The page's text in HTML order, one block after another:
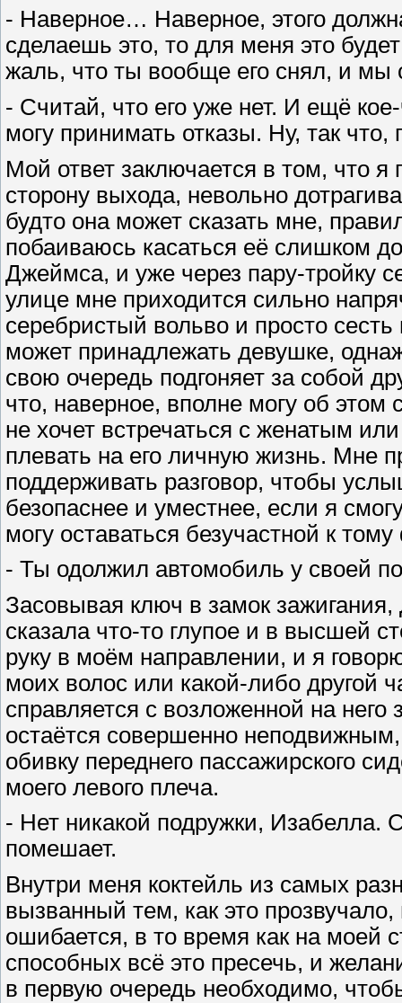
- Наверное… Наверное, этого
сделаешь это, то для меня это
жаль, что ты вообще его снял, и мы
- Считай, что его уже нет. И ещё
могу принимать отказы. Ну, так
Мой ответ заключается в том, что
сторону выхода, невольно
будто она может сказать мне,
побаиваюсь касаться её слишком
Джеймса, и уже через пару-тройку
улице мне приходится сильно
серебристый вольво и просто
может принадлежать девушке,
свою очередь подгоняет за собой
что, наверное, вполне могу об
не хочет встречаться с женатым
плевать на его личную жизнь. Мне
поддерживать разговор, чтобы
безопаснее и уместнее, если я
могу оставаться безучастной к
- Ты одолжил автомобиль у своей
Засовывая ключ в замок
сказала что-то глупое и в высшей
руку в моём направлении, и я
моих волос или какой-либо другой
справляется с возложенной на
остаётся совершенно
обивку переднего пассажирского
моего левого плеча.
- Нет никакой подружки, Изабелла.
помешает.
Внутри меня коктейль из самых
вызванный тем, как это
ошибается, в то время как на моей
способных всё это пресечь, и
в первую очередь необходимо,